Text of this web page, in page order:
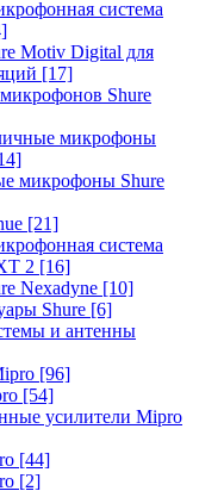
система
Motiv Digital для
[17]
Shure
микрофоны
микрофоны Shure
[21]
система
2 [16]
Nexadyne [10]
Shure [6]
и антенны
[96]
[54]
усилители Mipro
[44]
[2]